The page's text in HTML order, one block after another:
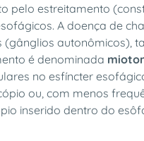
pelo estreitamento
A doença de
autonômicos),
é denominada
no esfíncter
ou, com menos
inserido dentro do